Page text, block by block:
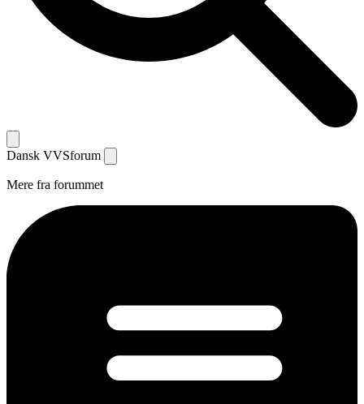
Dansk VVSforum
Mere fra forummet